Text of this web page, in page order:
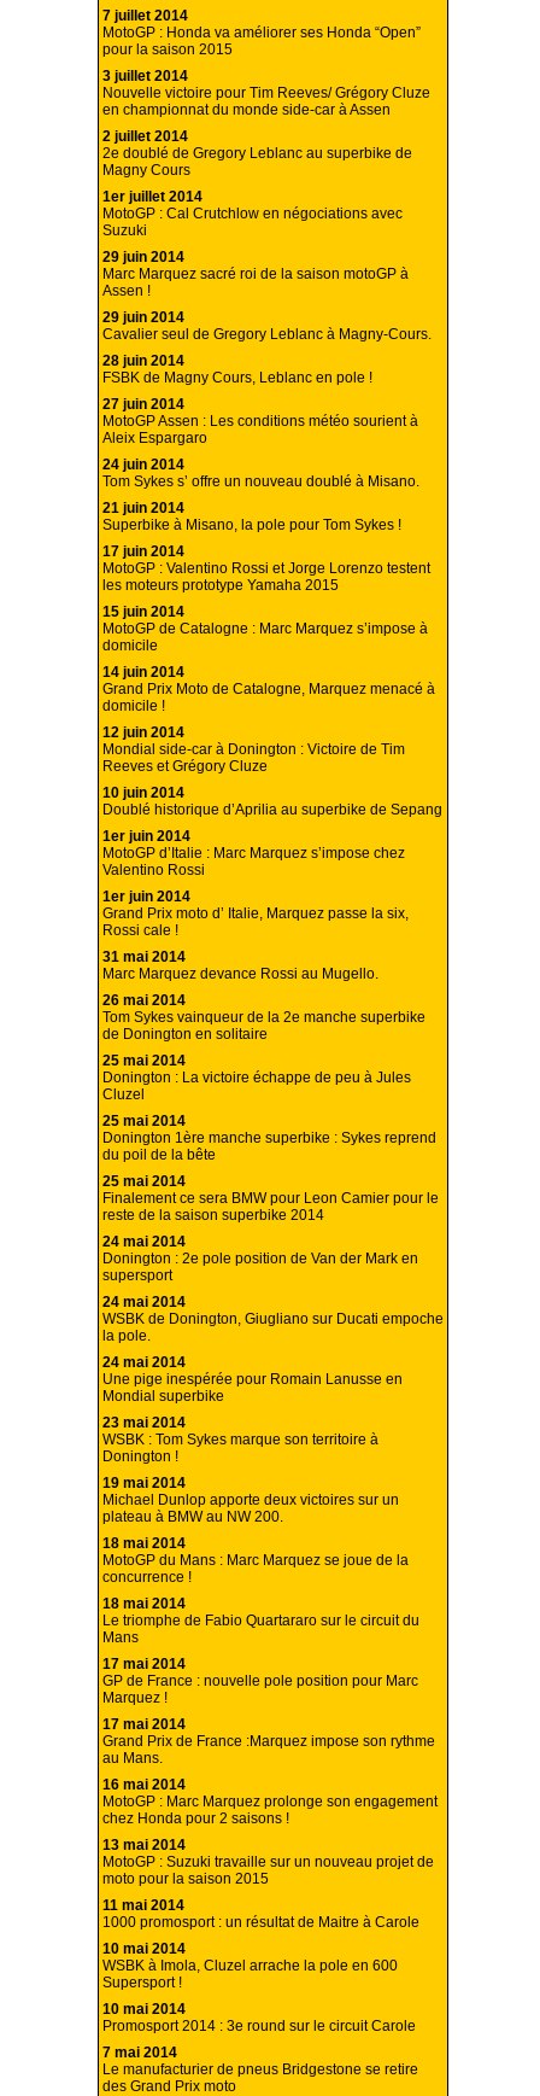
7 juillet 2014
MotoGP : Honda va améliorer ses Honda “Open”
pour la saison 2015
3 juillet 2014
Nouvelle victoire pour Tim Reeves/ Grégory Cluze
en championnat du monde side-car à Assen
2 juillet 2014
2e doublé de Gregory Leblanc au superbike de
Magny Cours
1er juillet 2014
MotoGP : Cal Crutchlow en négociations avec
Suzuki
29 juin 2014
Marc Marquez sacré roi de la saison motoGP à
Assen !
29 juin 2014
Cavalier seul de Gregory Leblanc à Magny-Cours.
28 juin 2014
FSBK de Magny Cours, Leblanc en pole !
27 juin 2014
MotoGP Assen : Les conditions météo sourient à
Aleix Espargaro
24 juin 2014
Tom Sykes s’ offre un nouveau doublé à Misano.
21 juin 2014
Superbike à Misano, la pole pour Tom Sykes !
17 juin 2014
MotoGP : Valentino Rossi et Jorge Lorenzo testent
les moteurs prototype Yamaha 2015
15 juin 2014
MotoGP de Catalogne : Marc Marquez s’impose à
domicile
14 juin 2014
Grand Prix Moto de Catalogne, Marquez menacé à
domicile !
12 juin 2014
Mondial side-car à Donington : Victoire de Tim
Reeves et Grégory Cluze
10 juin 2014
Doublé historique d’Aprilia au superbike de Sepang
1er juin 2014
MotoGP d’Italie : Marc Marquez s’impose chez
Valentino Rossi
1er juin 2014
Grand Prix moto d’ Italie, Marquez passe la six,
Rossi cale !
31 mai 2014
Marc Marquez devance Rossi au Mugello.
26 mai 2014
Tom Sykes vainqueur de la 2e manche superbike
de Donington en solitaire
25 mai 2014
Donington : La victoire échappe de peu à Jules
Cluzel
25 mai 2014
Donington 1ère manche superbike : Sykes reprend
du poil de la bête
25 mai 2014
Finalement ce sera BMW pour Leon Camier pour le
reste de la saison superbike 2014
24 mai 2014
Donington : 2e pole position de Van der Mark en
supersport
24 mai 2014
WSBK de Donington, Giugliano sur Ducati empoche
la pole.
24 mai 2014
Une pige inespérée pour Romain Lanusse en
Mondial superbike
23 mai 2014
WSBK : Tom Sykes marque son territoire à
Donington !
19 mai 2014
Michael Dunlop apporte deux victoires sur un
plateau à BMW au NW 200.
18 mai 2014
MotoGP du Mans : Marc Marquez se joue de la
concurrence !
18 mai 2014
Le triomphe de Fabio Quartararo sur le circuit du
Mans
17 mai 2014
GP de France : nouvelle pole position pour Marc
Marquez !
17 mai 2014
Grand Prix de France :Marquez impose son rythme
au Mans.
16 mai 2014
MotoGP : Marc Marquez prolonge son engagement
chez Honda pour 2 saisons !
13 mai 2014
MotoGP : Suzuki travaille sur un nouveau projet de
moto pour la saison 2015
11 mai 2014
1000 promosport : un résultat de Maitre à Carole
10 mai 2014
WSBK à Imola, Cluzel arrache la pole en 600
Supersport !
10 mai 2014
Promosport 2014 : 3e round sur le circuit Carole
7 mai 2014
Le manufacturier de pneus Bridgestone se retire
des Grand Prix moto